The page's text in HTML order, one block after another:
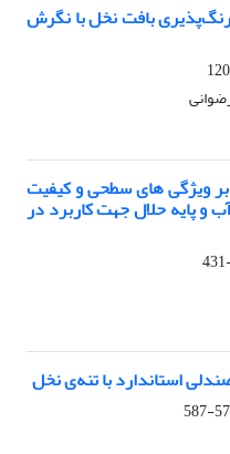
رنگ‌پذیری بافت نخل با نگرش
ویژگی های سطحی و کیفیت
پایه حلال جهت کاربرد در
استاندارد با تنه‌ی نخل